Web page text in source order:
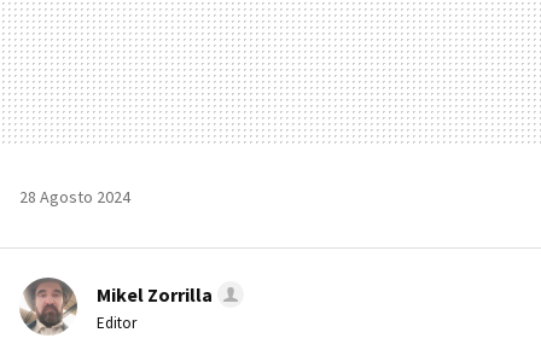
28 Agosto 2024
Mikel Zorrilla
Editor